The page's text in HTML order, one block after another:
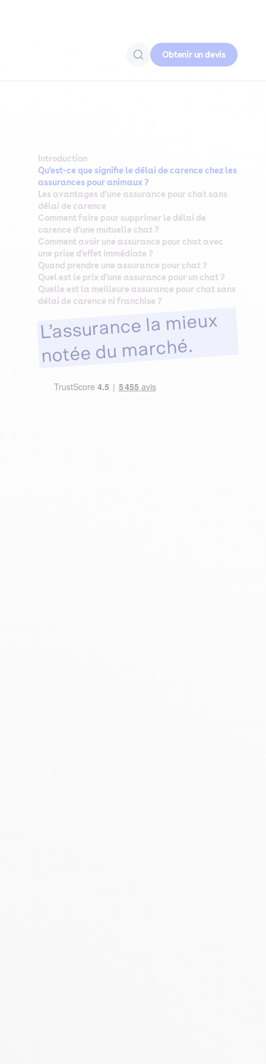
Obtenir un devis
Introduction
Qu'est-ce que signifie le délai de carence chez les
assurances pour animaux ?
Les avantages d'une assurance pour chat sans
délai de carence
Comment faire pour supprimer le délai de
carence d'une mutuelle chat ?
Comment avoir une assurance pour chat avec
une prise d'effet immédiate ?
Quand prendre une assurance pour chat ?
Quel est le prix d'une assurance pour un chat ?
Quelle est la meilleure assurance pour chat sans
délai de carence ni franchise ?
L’assurance la mieux
notée du marché.